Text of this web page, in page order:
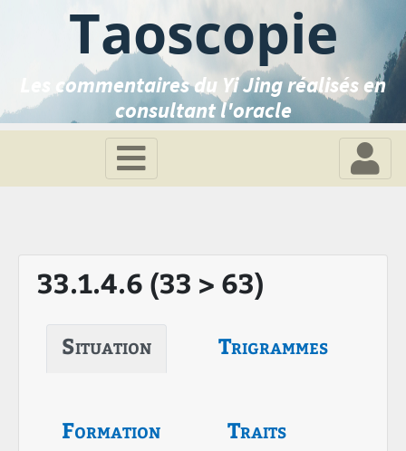
Taoscopie
Les commentaires du Yi Jing réalisés en
consultant l'oracle
33.1.4.6 (33 > 63)
Situation Trigrammes
Formation Traits